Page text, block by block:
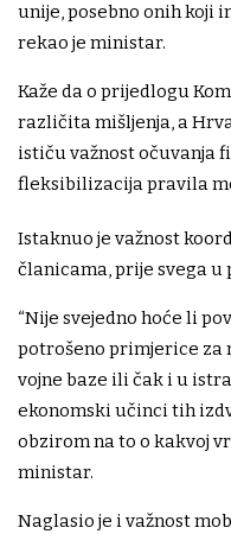
unije, posebno onih koji
rekao je ministar.
Kaže da o prijedlogu
različita mišljenja, a
ističu važnost očuvanja
fleksibilizacija pravila
Istaknuo je važnost
članicama, prije svega
“Nije svejedno hoće li
potrošeno primjerice za
vojne baze ili čak i u
ekonomski učinci tih
obzirom na to o kakvoj
ministar.
Naglasio je i važnost